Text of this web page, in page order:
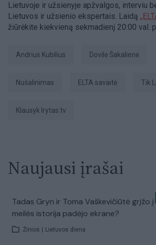
Lietuvoje ir užsienyje apžvalgos, interviu
Lietuvos ir užsienio ekspertais. Laidą
žiūrėkite kiekvieną sekmadienį 20:00 val.
Andrius Kubilius Dovilė Šakalienė
nušalinimas ELTA savaitė tik
Klausyk lrytas.tv
Naujausi įrašai
Tadas Gryn ir Toma Vaškevičiūtė grįžo
meilės istorija padėjo ekrane?
Žinios Lietuvos diena